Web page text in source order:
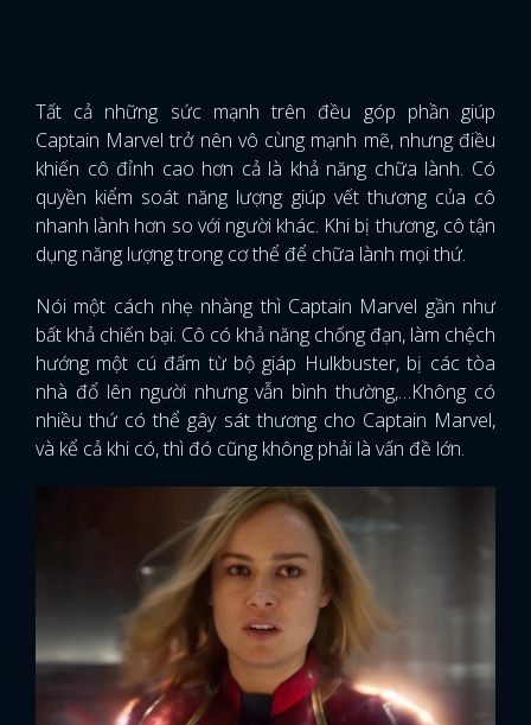
Tất cả những sức mạnh trên đều góp phần giúp
Captain Marvel trở nên vô cùng mạnh mẽ, nhưng điều
khiến cô đỉnh cao hơn cả là khả năng chữa lành. Có
quyền kiểm soát năng lượng giúp vết thương của cô
nhanh lành hơn so với người khác. Khi bị thương, cô tận
dụng năng lượng trong cơ thể để chữa lành mọi thứ.
Nói một cách nhẹ nhàng thì Captain Marvel gần như
bất khả chiến bại. Cô có khả năng chống đạn, làm chệch
hướng một cú đấm từ bộ giáp Hulkbuster, bị các tòa
nhà đổ lên người nhưng vẫn bình thường,…Không có
nhiều thứ có thể gây sát thương cho Captain Marvel,
và kể cả khi có, thì đó cũng không phải là vấn đề lớn.